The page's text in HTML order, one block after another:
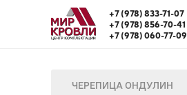
+7 (978) 833-71-07
+7 (978) 856-70-41
+7 (978) 060-77-09
ЧЕРЕПИЦА ОНДУЛИН